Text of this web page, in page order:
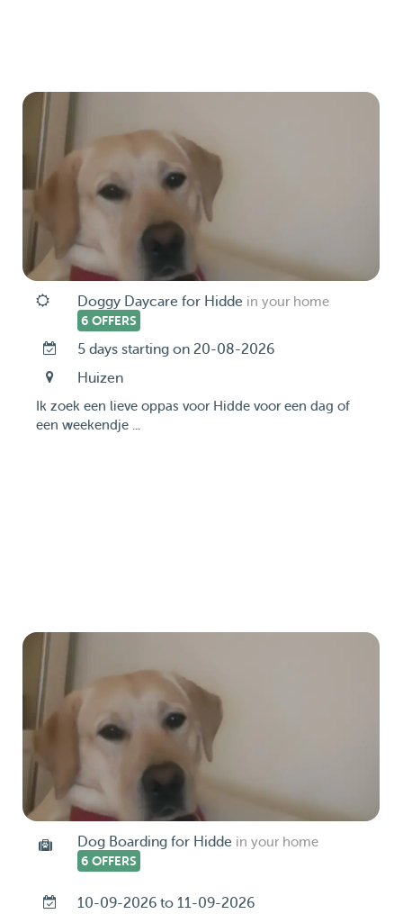
Doggy Daycare for Hidde in your home
6 OFFERS
5 days starting on 20-08-2026
Huizen
Ik zoek een lieve oppas voor Hidde voor een dag of
een weekendje ...
Dog Boarding for Hidde in your home
6 OFFERS
10-09-2026 to 11-09-2026